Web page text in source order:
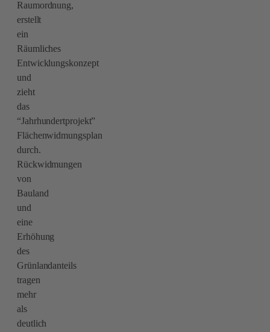
Raumordnung,
erstellt
ein
Räumliches
Entwicklungskonzept
und
zieht
das
“Jahrhundertprojekt”
Flächenwidmungsplan
durch.
Rückwidmungen
von
Bauland
und
eine
Erhöhung
des
Grünlandanteils
tragen
mehr
als
deutlich